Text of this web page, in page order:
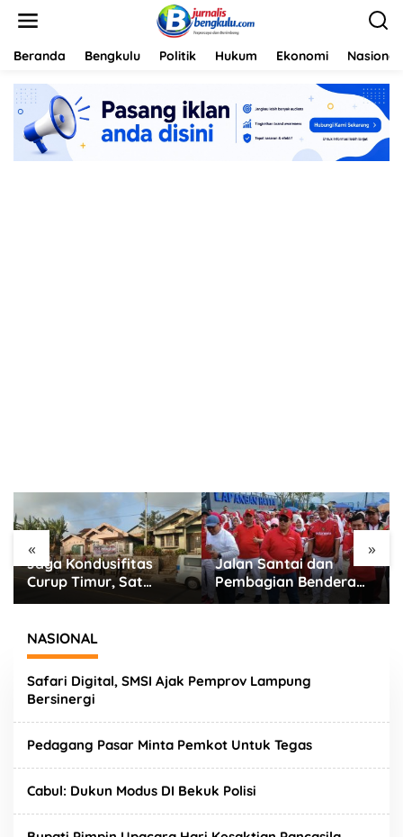
Beranda Bengkulu Politik Hukum Ekonomi Nasional
« »
Jaga Kondusifitas
Curup Timur, Sat
Samapta Polres
Siagakan Personel di
Titik Rawan 3C
Jalan Santai dan
Pembagian Bendera
Merah Putih
NASIONAL
Safari Digital, SMSI Ajak Pemprov Lampung
Bersinergi
Pedagang Pasar Minta Pemkot Untuk Tegas
Cabul: Dukun Modus DI Bekuk Polisi